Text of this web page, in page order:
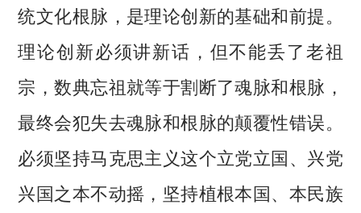
统文化根脉，是理论创新的基础和前提。
理论创新必须讲新话，但不能丢了老祖
宗，数典忘祖就等于割断了魂脉和根脉，
最终会犯失去魂脉和根脉的颠覆性错误。
必须坚持马克思主义这个立党立国、兴党
兴国之本不动摇，坚持植根本国、本民族